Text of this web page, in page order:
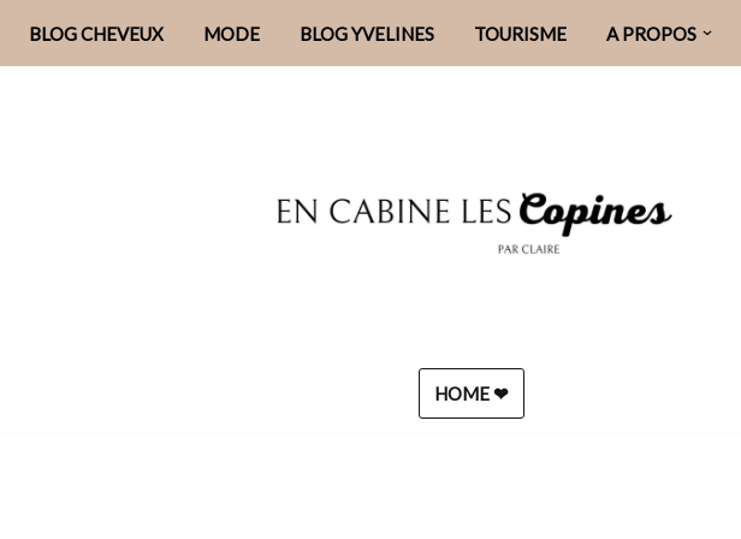
BLOG CHEVEUX MODE BLOG YVELINES TOURISME A PROPOS
HOME ❤︎